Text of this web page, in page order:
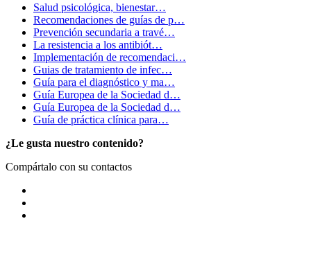
Salud psicológica, bienestar…
Recomendaciones de guías de p…
Prevención secundaria a travé…
La resistencia a los antibiót…
Implementación de recomendaci…
Guias de tratamiento de infec…
Guía para el diagnóstico y ma…
Guía Europea de la Sociedad d…
Guía Europea de la Sociedad d…
Guía de práctica clínica para…
¿Le gusta nuestro contenido?
Compártalo con su contactos